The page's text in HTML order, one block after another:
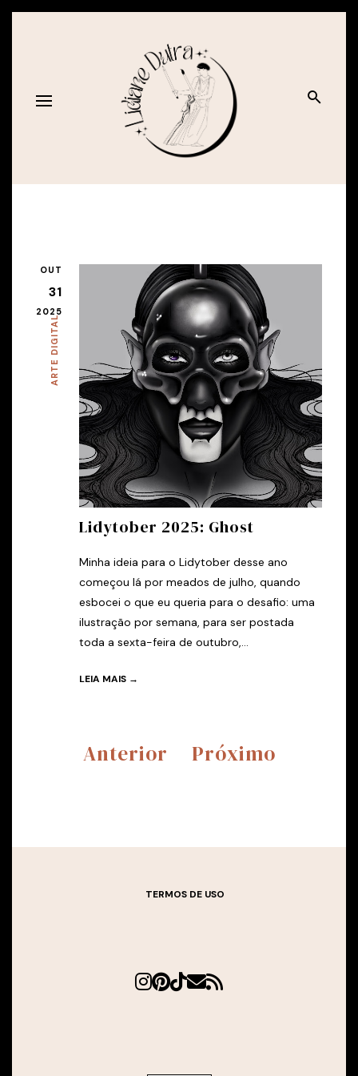
OUT
31
2025
ARTE DIGITAL
Lidytober 2025: Ghost
Minha ideia para o Lidytober desse ano
começou lá por meados de julho, quando
esbocei o que eu queria para o desafio: uma
ilustração por semana, para ser postada
toda a sexta-feira de outubro,...
LEIA MAIS →
Anterior Próximo
TERMOS DE USO